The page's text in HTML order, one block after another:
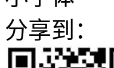
分享到：